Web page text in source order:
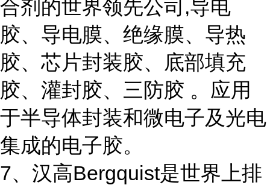
合剂的世界领先公司,导电
胶、导电膜、绝缘膜、导热
胶、芯片封装胶、底部填充
胶、灌封胶、三防胶 。应用
于半导体封装和微电子及光电
集成的电子胶。
7、汉高Bergquist是世界上排